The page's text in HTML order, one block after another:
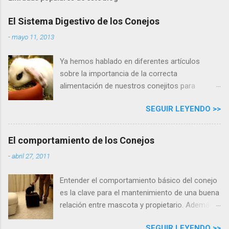
El Sistema Digestivo de los Conejos
-mayo 11, 2013
Ya hemos hablado en diferentes artículos
sobre la importancia de la correcta
alimentación de nuestros conejitos para
particularidades que hacen tan especial el
aparato digestivo de estos pequeños y
simpáticos animalitos, y las razones por las
que la alimentación correcta es tan
digestivo de los conejos. Este es el trayecto
que realizar ía un trozo de comida recién
ingerida por nuestro animal:
SEGUIR LEYENDO >>
El comportamiento de los Conejos
-abril 27, 2011
Entender el comportamiento básico del conejo
es la clave para el mantenimiento de una buena
relación entre mascota y propietario. Además